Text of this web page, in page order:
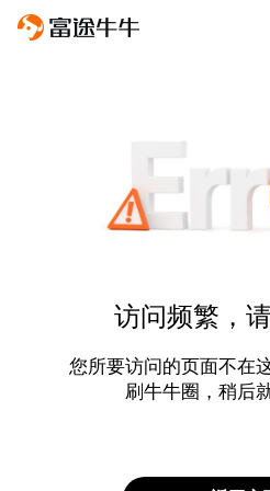
访问频繁，
您所要访问的页面不在
刷牛牛圈，稍后